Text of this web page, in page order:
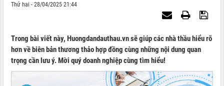
Thứ hai - 28/04/2025 21:44
Trong bài viết này, Huongdandauthau.vn sẽ giúp các nhà thầu hiểu rõ
hơn về biên bản thương thảo hợp đồng cùng những nội dung quan
trọng cần lưu ý. Mời quý doanh nghiệp cùng tìm hiểu!